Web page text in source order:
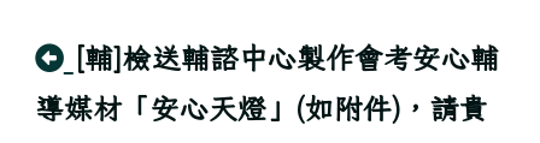
回上頁
[輔]檢送輔諮中心製作會考安心輔
導媒材「安心天燈」(如附件)，請貴